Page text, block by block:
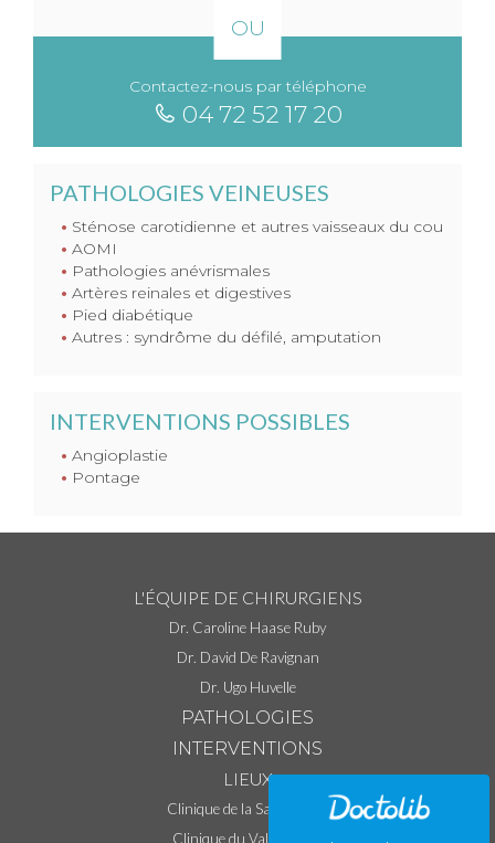
OU
Contactez-nous par téléphone
04 72 52 17 20
PATHOLOGIES VEINEUSES
Sténose carotidienne et autres vaisseaux du cou
AOMI
Pathologies anévrismales
Artères reinales et digestives
Pied diabétique
Autres : syndrôme du défilé, amputation
INTERVENTIONS POSSIBLES
Angioplastie
Pontage
L'ÉQUIPE DE CHIRURGIENS
Dr. Caroline Haase Ruby
Dr. David De Ravignan
Dr. Ugo Huvelle
PATHOLOGIES
INTERVENTIONS
LIEUX
Clinique de la Sauvegarde
Clinique du Val d'Ouest